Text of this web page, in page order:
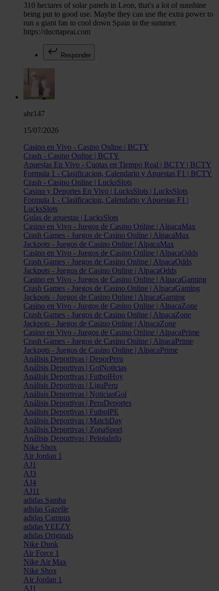
310 hectares of solar panels in Leon, that's a lot of sunshine
being put to good use. Maybe they can use the extra power to
run a giant fan to cool down Spain in the summer.
https://ducttapeai.com
Responder
ahr147
15/07/2026
Casino en Vivo - Casino Online | BCTY
Crash - Casino Online | BCTY
Apuestas En Vivo - Cuotas en Tiempo Real | BCTY | BCTY
Formula 1 - Clasificacion, Calendario y Apuestas F1 | BCTY
Crash - Casino Online | LucksSlots
Casino y Deportes En Vivo | LucksSlots | LucksSlots
Formula 1 - Clasificacion, Calendario y Apuestas F1 |
LucksSlots
Guías de apuestas | LucksSlots
Casino en Vivo - Juegos de Casino Online | AlpacaMax
Crash Games - Juegos de Casino Online | AlpacaMax
Jackpots - Juegos de Casino Online | AlpacaMax
Casino en Vivo - Juegos de Casino Online | AlpacaOdds
Crash Games - Juegos de Casino Online | AlpacaOdds
Jackpots - Juegos de Casino Online | AlpacaOdds
Casino en Vivo - Juegos de Casino Online | AlpacaGaming
Crash Games - Juegos de Casino Online | AlpacaGaming
Jackpots - Juegos de Casino Online | AlpacaGaming
Casino en Vivo - Juegos de Casino Online | AlpacaZone
Crash Games - Juegos de Casino Online | AlpacaZone
Jackpots - Juegos de Casino Online | AlpacaZone
Casino en Vivo - Juegos de Casino Online | AlpacaPrime
Crash Games - Juegos de Casino Online | AlpacaPrime
Jackpots - Juegos de Casino Online | AlpacaPrime
Análisis Deportivas | DeporPeru
Análisis Deportivas | GolNoticias
Análisis Deportivas | FutbolHoy
Análisis Deportivas | LigaPeru
Análisis Deportivas | NoticiasGol
Análisis Deportivas | PeruDeportes
Análisis Deportivas | FutbolPE
Análisis Deportivas | MatchDay
Análisis Deportivas | ZonaSport
Análisis Deportivas | PelotaInfo
Nike Shox
Air Jordan 1
AJ1
AJ3
AJ4
AJ11
adidas Samba
adidas Gazelle
adidas Campus
adidas YEEZY
adidas Originals
Nike Dunk
Air Force 1
Nike Air Max
Nike Shox
Air Jordan 1
AJ1